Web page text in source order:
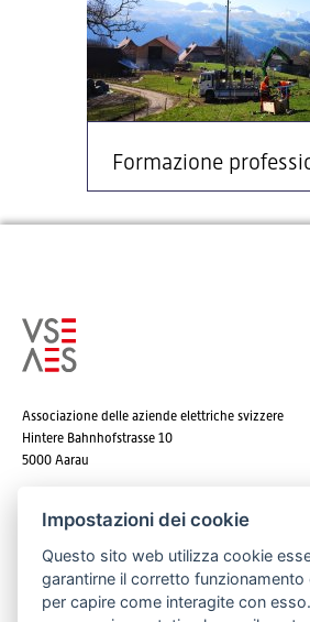
Formazione
Associazione delle aziende elettriche svizzere
Hintere Bahnhofstrasse 10
5000 Aarau
E-mail:info@strom.ch
Impostazioni dei cookie
Questo sito web utilizza cookie
garantirne il corretto funzionamento
per capire come interagite con